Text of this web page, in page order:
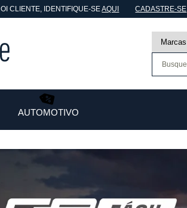
OICLIENTE, IDENTIFIQUE-SEAQUI CADASTRE-SE
AUTOMOTIVO